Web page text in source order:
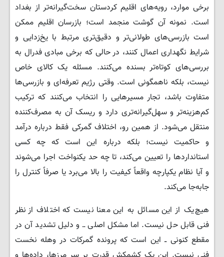
برخی موارد، رویه‌های اقلیم کردستان سخت‌گیرانه‌تر از بغداد
است. نمونه آن گوشت منجمد است؛ بازرسان اقلیم ممکن
است بازرسی‌های طولانی‌تر و دقیق‌تری مرتبط با یخ‌زدایی و
شرایط نگهداری اعمال کنند، در حالی که برخی مبادی فدرال به
بررسی‌های کوتاه‌تر بسنده می‌کنند. مسئله یک کالای خاص
نیست، بلکه ناهمگونی است. وقتی رژیم تعرفه‌ای و بازرسی‌ها
متفاوت باشد، تجار مسیرهایی را انتخاب می‌کنند که ترکیب
کم‌هزینه‌تر و سهل‌گیرانه‌تری دارد و ریسک آن به مصرف‌کننده
منتقل می‌شود. از همین رو، اختلاف گمرکی فقط درباره درآمد
و حاکمیت نیست؛ بلکه درباره این است که چه کسی
استانداردها را تعیین می‌کند، تا چه حد یکنواخت اجرا می‌شوند
و آیا نظام یکپارچه واقعاً کیفیت را بالا می‌برد یا صرفاً کنترل را
جابه‌جا می‌کند.
هیچ‌یک از این مسائل به این معنا نیست که اختلاف از نظر
فنی قابل حل نیست. اما مشکل اصلی ــ و دلیل تشدید آن در
مقطع کنونی ــ این است که پرونده گمرکات در وهله نخست